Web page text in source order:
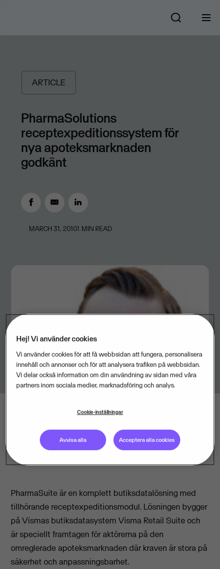
ARTICLE
PharmaSolutions
receptexpeditionssystem för
nya apoteksmarknaden
godkänt
MARCH 31, 20101 MIN READ
PharmaSuite är en komplett butiksdatalösning med
tillhörande receptexpeditionsmodul. Lösningen bygger
på Vismas butiksdatasystem Visma Retail Suite och
är speciellt framtagen för aktörerna på den
omreglerade apoteksmarknaden där kraven är stora på
säkerhet och anpassningsbarhet.
Hej! Vi använder cookies
Vi använder cookies för att få webbsidan att fungera, personalisera
innehåll och annonser och för att analysera trafiken på webbsidan.
Vi delar också information om din användning av sidan med våra
partners inom sociala medier, marknadsföring och analys.
Cookie-inställningar
Avvisa alla Acceptera alla cookies